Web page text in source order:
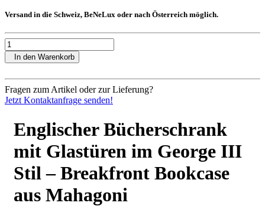
Versand in die Schweiz, BeNeLux oder nach Österreich möglich.
In den Warenkorb
Fragen zum Artikel oder zur Lieferung?
Jetzt Kontaktanfrage senden!
Englischer Bücherschrank
mit Glastüren im George III
Stil – Breakfront Bookcase
aus Mahagoni